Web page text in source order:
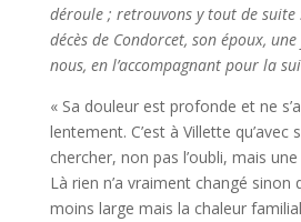
déroule ; retrouvons y tout de suite
décès de Condorcet, son époux,
nous, en l’accompagnant pour la
« Sa douleur est profonde et ne
lentement. C’est à Villette qu’avec
chercher, non pas l’oubli, mais
Là rien n’a vraiment changé sinon
moins large mais la chaleur